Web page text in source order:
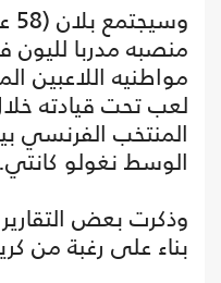
منصبه مدربا
مواطنيه اللاعبين
لعب تحت قيادته
الوسط نغولو كانتي.
وذكرت بعض التقارير
بناء على رغبة من